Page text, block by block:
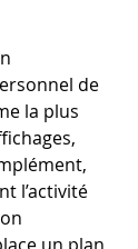
de
la plus
l’activité